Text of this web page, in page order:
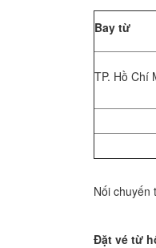
Bay từ
TP. Hồ Chí
Nối chuyến
Đặt vé từ